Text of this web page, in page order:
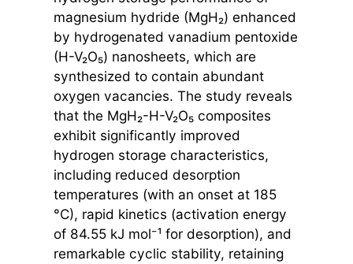
magnesium hydride (MgH₂) enhanced
by hydrogenated vanadium pentoxide
(H-V₂O₅) nanosheets, which are
synthesized to contain abundant
oxygen vacancies. The study reveals
that the MgH₂-H-V₂O₅ composites
exhibit significantly improved
hydrogen storage characteristics,
including reduced desorption
temperatures (with an onset at 185
°C), rapid kinetics (activation energy
of 84.55 kJ mol⁻¹ for desorption), and
remarkable cyclic stability, retaining